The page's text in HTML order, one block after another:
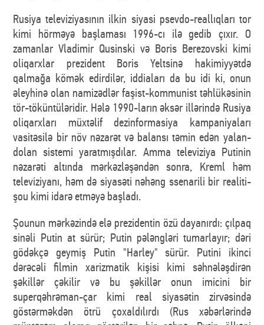
Rusiya televiziyasının ilkin siyasi psevdo-reallıqları tor
kimi hörməyə başlaması 1996-cı ilə gedib çıxır. O
zamanlar Vladimir Qusinski və Boris Berezovski kimi
oliqarxlar prezident Boris Yeltsinə hakimiyyətdə
qalmağa kömək edirdilər, iddiaları da bu idi ki, onun
əleyhinə olan namizədlər faşist-kommunist təhlükəsinin
tör-töküntüləridir. Hələ 1990-ların əksər illərində Rusiya
oliqarxları müxtəlif dezinformasiya kampaniyaları
vasitəsilə bir növ nəzarət və balansı təmin edən yalan-
dolan sistemi yaratmışdılar. Amma televiziya Putinin
nəzarəti altında mərkəzləşəndən sonra, Kreml həm
televiziyanı, həm də siyasəti nəhəng ssenarili bir realiti-
şou kimi idarə etməyə başladı.
Şounun mərkəzində elə prezidentin özü dayanırdı: çılpaq
sinəli Putin at sürür; Putin pələngləri tumarlayır; dəri
gödəkçə geymiş Putin "Harley" sürür. Putini ikinci
dərəcəli filmin xarizmatik kişisi kimi səhnələşdirən
şəkillər çəkilir və bu şəkillər onun imicini bir
superqəhrəman-çar kimi real siyasətin zirvəsində
göstərməkdən ötrü çoxaldılırdı (Rus xəbərlərində